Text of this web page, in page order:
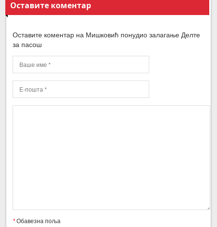
Оставите коментар
Оставите коментар на Мишковић понудио залагање Делте
за пасош
*Обавезна поља